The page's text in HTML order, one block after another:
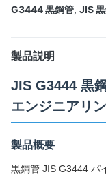
G3444 黒鋼管, JIS
製品説明
JIS G3444 黒
エンジニアリ
製品概要
黒鋼管 JIS G3444 パ